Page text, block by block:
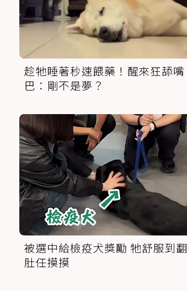
趁牠睡著秒速餵藥！醒來狂舔嘴
巴：剛不是夢？
被選中給檢疫犬獎勵 牠舒服到翻
肚任摸摸